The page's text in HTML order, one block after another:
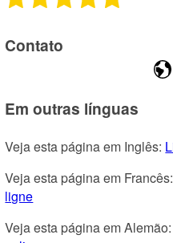
Contato
Em outras línguas
Veja esta página em Inglês:
Veja esta página em Francês:
ligne
Veja esta página em Alemão: